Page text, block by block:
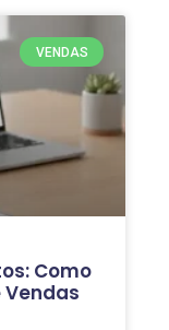
VENDAS
Como